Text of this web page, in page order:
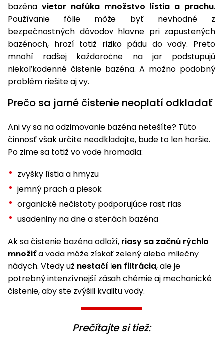
Náhradné
Vidly
Štiepačky
dreva
Drviče
vetiev
Špalíkovače
Fukáre a
vysávače
Záhradné
vozíky
Fúriky
Rozmetadlá
a posypové
vozíky
Čerpadlá
a
vodárne
Vysokotlakové
umývačky
boxy
Ochrana
rastlín
Záhradné
koše
Krhly
obrubníky
Tieniace
textílie
Odpudzovače
a pasce
Príslušenstvo
stoly
Vibračné
dosky
Transportéry
na
Meracie
prístroje
autobatérií
Vykurovanie
Príslušenstvo
Bagre
Seniorské
vozíky
Prilby
bazéna vietor nafúka množstvo lístia a prachu.
Používanie fólie môže byť nevhodné z
bezpečnostných dôvodov hlavne pri zapustených
bazénoch, hrozí totiž riziko pádu do vody. Preto
mnohí radšej každoročne na jar podstupujú
niekoľkodenné čistenie bazéna. A možno podobný
problém riešite aj vy.
Prečo sa jarné čistenie neoplatí odkladať
Ani vy sa na odzimovanie bazéna netešíte? Túto
činnosť však určite neodkladajte, bude to len horšie.
Po zime sa totiž vo vode hromadia:
zvyšky lístia a hmyzu
jemný prach a piesok
organické nečistoty podporujúce rast rias
usadeniny na dne a stenách bazéna
Ak sa čistenie bazéna odloží, riasy sa začnú rýchlo
množiťa voda môže získať zelený alebo mliečny
nádych. Vtedy už nestačí len filtrácia, ale je
potrebný intenzívnejší zásah chémie aj mechanické
čistenie, aby ste zvýšili kvalitu vody.
Prečítajte si tiež: